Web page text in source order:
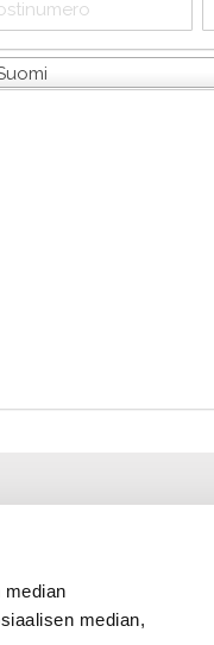
median,